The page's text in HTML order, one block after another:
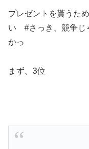
プレゼントを貰うた
い #さっき、競争じ
かっ
まず、3位